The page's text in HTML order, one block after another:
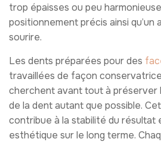
trop épaisses ou peu
positionnement précis ainsi qu’un
sourire.
Les dents préparées pour des
travaillées de façon
cherchent avant tout à préserver
de la dent autant que possible.
contribue à la stabilité du résultat
esthétique sur le long terme.